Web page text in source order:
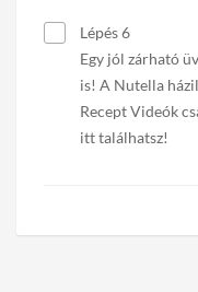
Lépés 6
Egy jól zárható
is! A Nutella
Recept Videók
itt találhatsz!